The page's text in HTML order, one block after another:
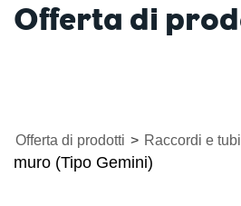
Offerta di
Offerta di prodotti > Raccordi e tubi
muro (Tipo Gemini)